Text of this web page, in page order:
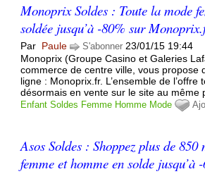
Monoprix Soldes : Toute la mode
soldée jusqu’à -80% sur
Par Paule S'abonner 23/01/15 19:44
Monoprix (Groupe Casino et Galeries
commerce de centre ville, vous propose
ligne : Monoprix.fr. L’ensemble de l’offre
désormais en vente sur le site au même
Enfant Soldes Femme Homme Mode
Asos Soldes : Shoppez plus de
femme et homme en solde jusqu’à